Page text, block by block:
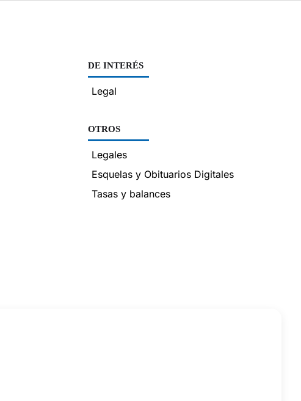
DE INTERÉS
Legal
OTROS
Legales
Esquelas y Obituarios Digitales
Tasas y balances